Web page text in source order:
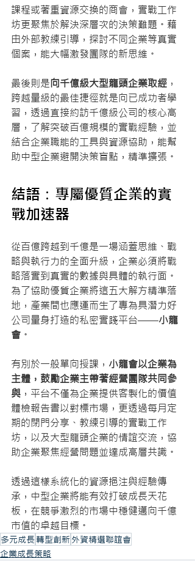
課程或著重資源交換的商會，實戰工作
坊更聚焦於解決深層次的決策難題。藉
由外部教練引導，探討不同企業等真實
個案，能大幅激發團隊的新思維。
最後則是向千億級大型龍頭企業取經 ，
跨越量級的最佳捷徑就是向已成功者學
習，透過直接約訪千億級公司的核心高
層，了解突破百億規模的實戰經驗，並
結合企業職能的工具與資源協助，能幫
助中型企業避開決策盲點，精準擴張。
結語：專屬優質企業的實
戰加速器
從百億跨越到千億是一場涵蓋思維、戰
略與執行力的全面升級，企業必須將戰
略落實到真實的數據與具體的執行面。
為了協助優質企業將這五大解方精準落
地，產業間也應運而生了專為具潛力好
公司量身打造的私密實踐平台——小龍
會 。
有別於一般單向授課， 小龍會以企業為
主體，鼓勵企業主帶著經營團隊共同參
與 ，平台不僅為企業提供客製化的價值
體檢報告書以對標市場，更透過每月定
期的閉門分享、教練引導的實戰工作
坊，以及大型龍頭企業的情誼交流，協
助企業聚焦經營問題並達成高層共識。
透過這樣系統化的資源挹注與經驗傳
承，中型企業將能有效打破成長天花
板，在競爭激烈的市場中穩健邁向千億
市值的卓越目標。
多元成長轉型創新 外資精選聯誼會
企業成長策略